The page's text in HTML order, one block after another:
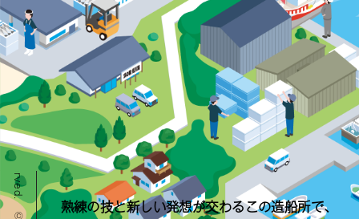
© matsukawazousen corporation all rights reserved.
熟練の技と新しい発想が交わるこの造船所で、